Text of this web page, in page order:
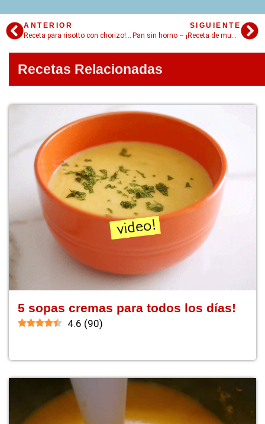
ANTERIOR
Receta para risotto con chorizo! – Diferente y delicioso
SIGUIENTE
Pan sin horno – ¡Receta de muffins ingleses !
Recetas Relacionadas
5 sopas cremas para todos los días!
4.6 (90)